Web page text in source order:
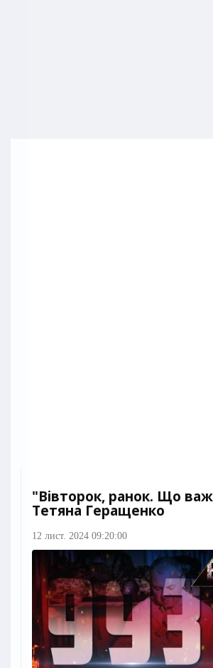
"Вівторок, ранок. Що
Тетяна Геращенко
12 лист. 2024 09:20:00